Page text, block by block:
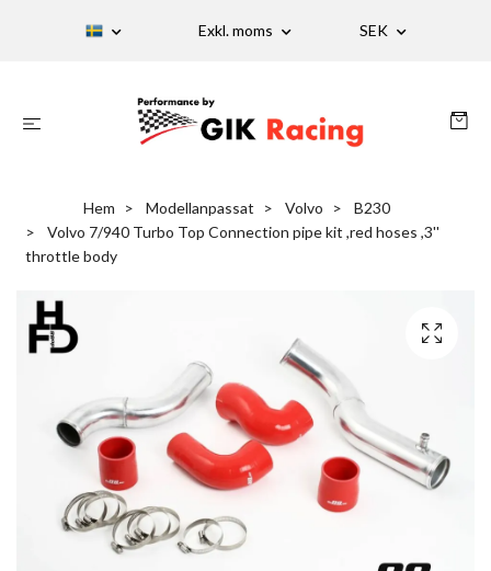
Exkl. moms SEK
Hem Modellanpassat Volvo
B230
Volvo 7/940 Turbo Top Connection pipe kit ,red hoses ,3''
throttle body